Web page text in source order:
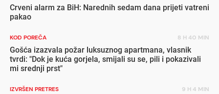
Crveni alarm za BiH: Narednih sedam dana prijeti vatreni
pakao
KOD POREČA 8 H 40 MIN
Gošća izazvala požar luksuznog apartmana, vlasnik
tvrdi: "Dok je kuća gorjela, smijali su se, pili i pokazivali
mi srednji prst"
IZVRŠEN PRETRES 9 H 4 MIN